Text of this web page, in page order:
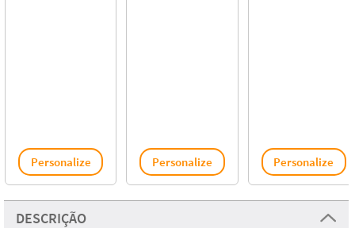
Personalize Personalize Personalize
DESCRIÇÃO